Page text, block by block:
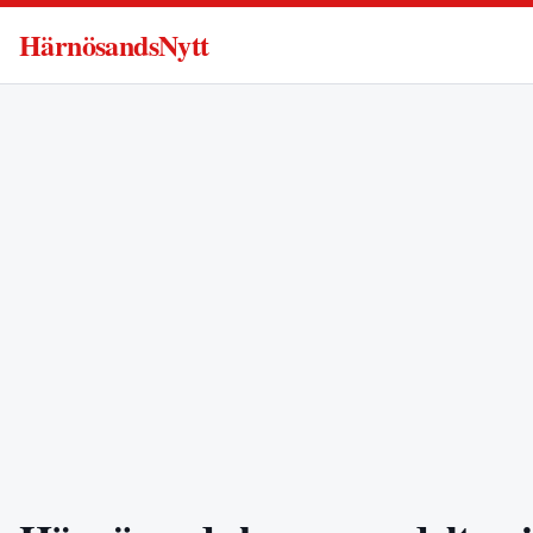
HärnösandsNytt